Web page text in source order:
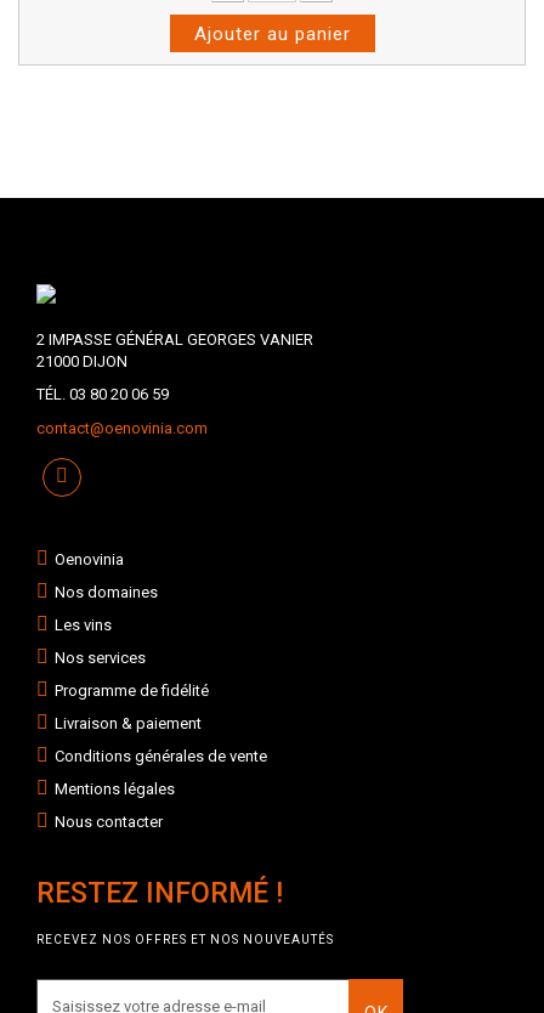
Ajouter au panier
2 IMPASSE GÉNÉRAL GEORGES VANIER
21000 DIJON
TÉL. 03 80 20 06 59
contact@oenovinia.com
Oenovinia
Nos domaines
Les vins
Nos services
Programme de fidélité
Livraison & paiement
Conditions générales de vente
Mentions légales
Nous contacter
RESTEZ INFORMÉ !
RECEVEZ NOS OFFRES ET NOS NOUVEAUTÉS